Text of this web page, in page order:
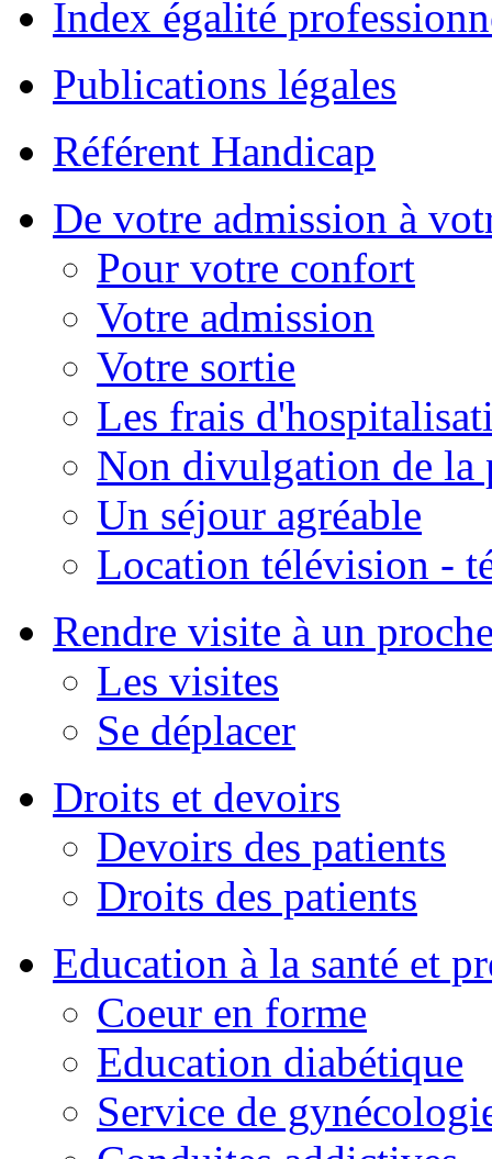
Index égalité
Publications légales
Référent Handicap
De votre admission à
Pour votre confort
Votre admission
Votre sortie
Les frais
Non divulgation de la
Un séjour agréable
Location télévision -
Rendre visite à un
Les visites
Se déplacer
Droits et devoirs
Devoirs des patients
Droits des patients
Education à la santé et
Coeur en forme
Education diabétique
Service de